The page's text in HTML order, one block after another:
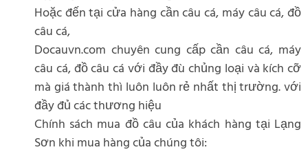
Hoặc đến tại cửa hàng cần câu cá, máy câu cá, đồ
câu cá,
Docauvn.com chuyên cung cấp cần câu cá, máy
câu cá, đồ câu cá với đầy đù chủng loại và kích cỡ
mà giá thành thì luôn luôn rẻ nhất thị trường. với
đầy đủ các thương hiệu
Chính sách mua đồ câu của khách hàng tại Lạng
Sơn khi mua hàng của chúng tôi: